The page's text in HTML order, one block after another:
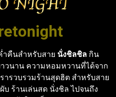
ำคืนสำหรับสาย นั่งชิลชิล กิน
วนาน ความหอมหวานที่ได้จาก
ารวบรวมร้านสุดฮิต สำหรับสาย
บ ร้านเล่นสด นั่งชิล ไปจนถึง